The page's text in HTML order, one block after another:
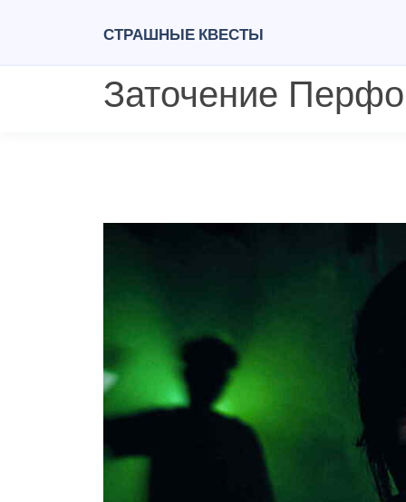
Страшные квесты
Заточение